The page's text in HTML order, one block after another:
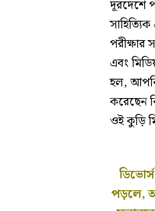
দূরদেশে
এবং
হল,
করেছেন
ওই কুড়ি
পড়লে,